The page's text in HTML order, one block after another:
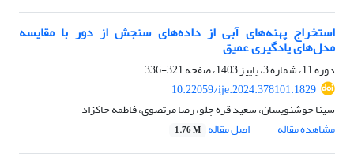
استخراج پهنه‌های آبی از داده‌های سنجش از دور با مقایسه
مدل‌های یادگیری عمیق
دوره 11، شماره 3، پاییز 1403، صفحه
321-336
10.22059/ije.2024.378101.1829
سینا خوشنویسان، سعید قره چلو، رضا مرتضوی، فاطمه خاکزاد
مشاهده مقاله
اصل مقاله 1.76 M